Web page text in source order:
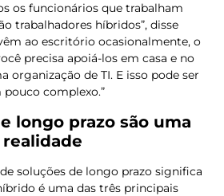
os funcionários que trabalham
trabalhadores híbridos”, disse
ao escritório ocasionalmente, o
precisa apoiá-los em casa e no
organização de TI. E isso pode ser
pouco complexo.”
longo prazo são uma
realidade
soluções de longo prazo significa
é uma das três principais